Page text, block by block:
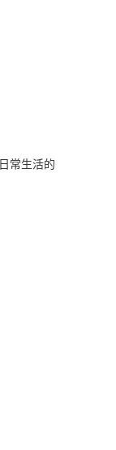
常生活的